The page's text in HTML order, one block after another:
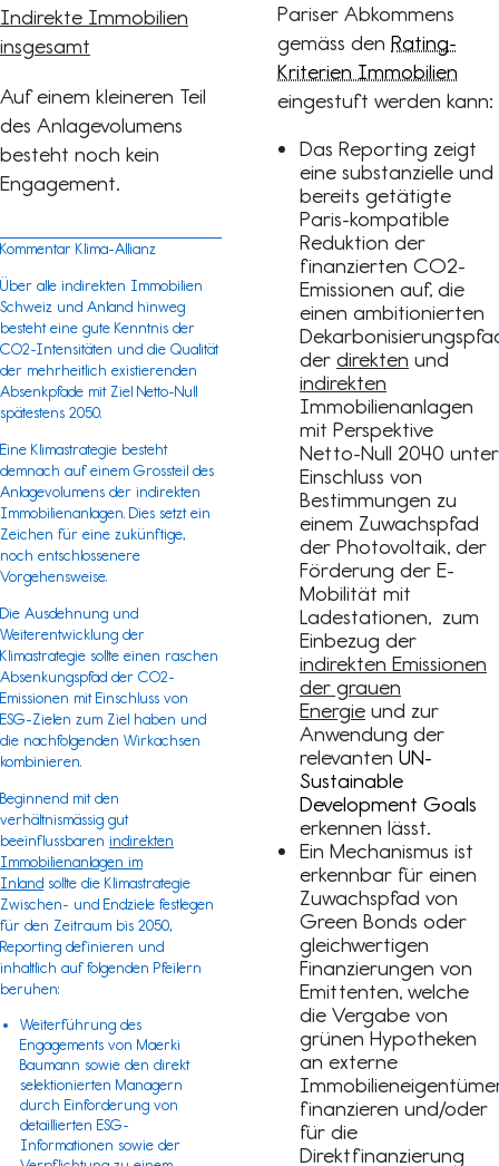
Indirekte Immobilien
insgesamt
Auf einem kleineren Teil
des Anlagevolumens
besteht noch kein
Engagement.
Kommentar Klima-Allianz
Über alle indirekten Immobilien
Schweiz und Anland hinweg
besteht eine gute Kenntnis der
CO2-Intensitäten und die Qualität
der mehrheitlich existierenden
Absenkpfade mit Ziel Netto-Null
spätestens 2050.
Eine Klimastrategie besteht
demnach auf einem Grossteil des
Anlagevolumens der indirekten
Immobilienanlagen. Dies setzt ein
Zeichen für eine zukünftige,
noch entschlossenere
Vorgehensweise.
Die Ausdehnung und
Weiterentwicklung der
Klimastrategie sollte einen raschen
Absenkungspfad der CO2-
Emissionen mit Einschluss von
ESG-Zielen zum Ziel haben und
die nachfolgenden Wirkachsen
kombinieren.
Beginnend mit den
verhältnismässig gut
beeinflussbaren indirekten
Immobilienanlagen im
Inland sollte die Klimastrategie
Zwischen- und Endziele festlegen
für den Zeitraum bis 2050,
Reporting definieren und
inhaltlich auf folgenden Pfeilern
beruhen:
Weiterführung des
Engagements von Maerki
Baumann sowie den direkt
selektionierten Managern
durch Einforderung von
detaillierten ESG-
Informationen sowie der
Pariser Abkommens
gemäss den Rating-
Kriterien Immobilien
eingestuft werden kann:
Das Reporting zeigt
eine substanzielle und
bereits getätigte
Paris-kompatible
Reduktion der
finanzierten CO2-
Emissionen auf, die
einen ambitionierten
der direkten und
indirekten
Immobilienanlagen
mit Perspektive
Netto-Null 2040 unter
Einschluss von
Bestimmungen zu
einem Zuwachspfad
der Photovoltaik, der
Förderung der E-
Mobilität mit
Ladestationen, zum
Einbezug der
indirekten Emissionen
der grauen
Energie und zur
Anwendung der
relevanten UN-
Sustainable
Development Goals
erkennen lässt.
Ein Mechanismus ist
erkennbar für einen
Zuwachspfad von
Green Bonds oder
gleichwertigen
Finanzierungen von
Emittenten, welche
die Vergabe von
grünen Hypotheken
an externe
finanzieren und/oder
für die
Direktfinanzierung